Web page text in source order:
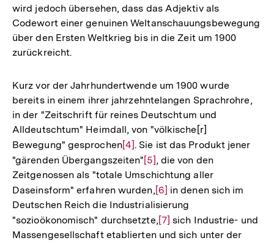
Auflösung
der
Fußnote
wird jedoch übersehen, dass das Adjektiv als
Codewort einer genuinen Weltanschauungsbewegung
über den Ersten Weltkrieg bis in die Zeit um 1900
zurückreicht.
Kurz vor der Jahrhundertwende um 1900 wurde
bereits in einem ihrer jahrzehntelangen Sprachrohre,
in der "Zeitschrift für reines Deutschtum und
Alldeutschtum" Heimdall, von "völkische[r]
Bewegung" gesprochenZur
Auflösung
der
Fußnote
[4]. Sie ist das Produkt jener
"gärenden Übergangszeiten"Zur
Auflösung
der
Fußnote
[5], die von den
Zeitgenossen als "totale Umschichtung aller
Daseinsform" erfahren wurden,Zur
Auflösung
der
Fußnote
[6] in denen sich im
Deutschen Reich die Industrialisierung
"sozioökonomisch" durchsetzte,Zur
Auflösung
[7] sich Industrie- und
Massengesellschaft etablierten und sich unter der